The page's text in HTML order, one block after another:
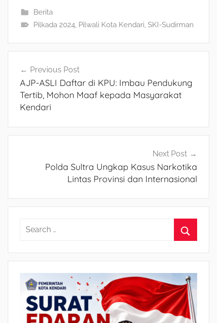
Berita
Pilkada 2024, Pilwali Kota Kendari, SKI-Sudirman
Navigasi
pos
Previous Post
AJP-ASLI Daftar di KPU: Imbau Pendukung
Tertib, Mohon Maaf kepada Masyarakat
Kendari
Next Post
Polda Sultra Ungkap Kasus Narkotika
Lintas Provinsi dan Internasional
a
e
a
r
c
h